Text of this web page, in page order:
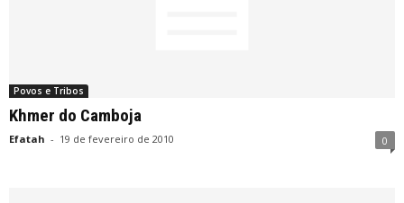
Povos e Tribos
Khmer do Camboja
Efatah - 19 de fevereiro de 2010 0